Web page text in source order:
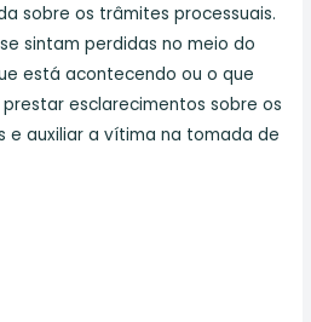
sobre os trâmites processuais.
sintam perdidas no meio do
está acontecendo ou o que
esclarecimentos sobre os
auxiliar a vítima na tomada de